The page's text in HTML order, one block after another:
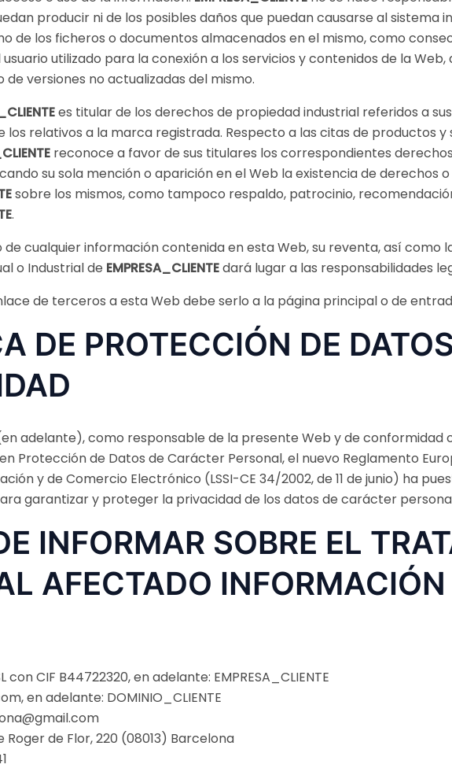
producir ni de los posibles daños que puedan causarse al sistema
de los ficheros o documentos almacenados en el mismo, como
utilizado para la conexión a los servicios y contenidos de la
de versiones no actualizadas del mismo.
es titular de los derechos de propiedad industrial referidos a
relativos a la marca registrada. Respecto a las citas de productos y
reconoce a favor de sus titulares los correspondientes
su sola mención o aparición en el Web la existencia de derechos
sobre los mismos, como tampoco respaldo, patrocinio,
.
de cualquier información contenida en esta Web, su reventa, así como
o Industrial de EMPRESA_CLIENTEdará lugar a las responsabilidades
de terceros a esta Web debe serlo a la página principal o de
DE PROTECCIÓN DE
adelante), como responsable de la presente Web y de conformidad
Protección de Datos de Carácter Personal, el nuevo Reglamento
y de Comercio Electrónico (LSSI-CE 34/2002, de 11 de junio) ha
garantizar y proteger la privacidad de los datos de carácter personal
INFORMAR SOBRE EL
AFECTADO
con CIF B44722320, en adelante: EMPRESA_CLIENTE
en adelante: DOMINIO_CLIENTE
de Flor, 220 (08013) Barcelona